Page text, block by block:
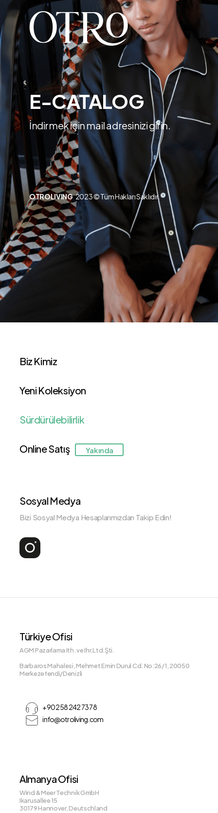
E-CATALOG
İndirmek için mail adresinizi girin.
OTROLIVING2023 © Tüm Hakları Saklıdır.
Biz Kimiz
Yeni Koleksiyon
Sürdürülebilirlik
Online Satış Yakında
Sosyal Medya
Bizi Sosyal Medya Hesaplarımızdan Takip Edin!
Türkiye Ofisi
AGM Pazarlama Ith. ve Ihr.Ltd.Şti.
Barbaros Mahalesi, Mehmet Emin Durul Cd. No:26/1, 20050
Merkezefendi/Denizli
+90 258 242 73 78
info@otroliving.com
Almanya Ofisi
Wind & Meer Technik GmbH
Ikarusallee 15
30179 Hannover, Deutschland